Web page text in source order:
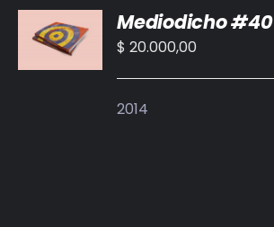
AL
CARRITO
/
Mediodicho #40
$ 20.000,00
2014